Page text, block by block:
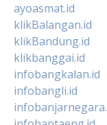
ayoasmat.id
klikBalangan.id
klikBandung.id
klikbanggai.id
infobangkalan.id
infobangli.id